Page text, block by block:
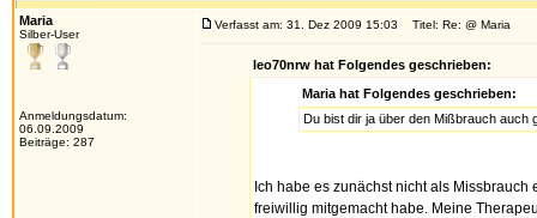
Maria
Silber-User
Anmeldungsdatum:
06.09.2009
Beiträge: 287
Verfasst am: 31. Dez 2009 15:03 Titel: Re: @ Maria
leo70nrw hat Folgendes geschrieben:
Maria hat Folgendes geschrieben:
Du bist dir ja über den Mißbrauch auch
Ich habe es zunächst nicht als
freiwillig mitgemacht habe. Meine